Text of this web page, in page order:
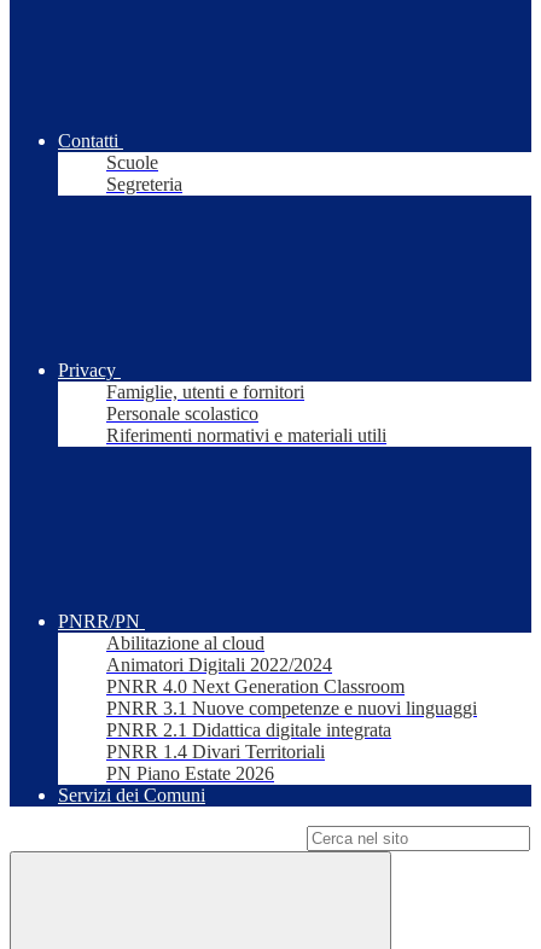
Contatti
Scuole
Segreteria
Privacy
Famiglie, utenti e fornitori
Personale scolastico
Riferimenti normativi e materiali utili
PNRR/PN
Abilitazione al cloud
Animatori Digitali 2022/2024
PNRR 4.0 Next Generation Classroom
PNRR 3.1 Nuove competenze e nuovi linguaggi
PNRR 2.1 Didattica digitale integrata
PNRR 1.4 Divari Territoriali
PN Piano Estate 2026
Servizi dei Comuni